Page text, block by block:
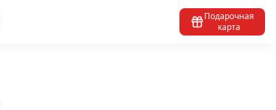
Подарочная
карта